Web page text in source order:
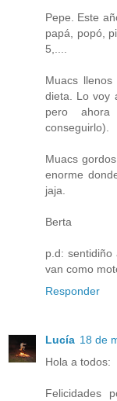
Pepe. Este
papá, popó,
5,....
Muacs
dieta. Lo voy
pero ahora
conseguirlo).
Muacs
enorme
jaja.
Berta
p.d:
van como
Responder
Lucía 18 de
Hola a todos:
Felicidades